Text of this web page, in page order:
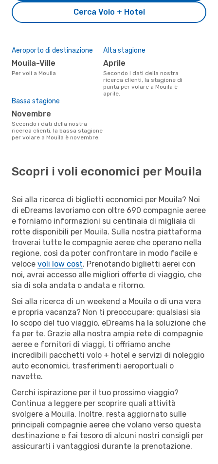
Cerca Volo + Hotel
Aeroporto di destinazione
Mouila-Ville
Per voli a Mouila
Alta stagione
aprile
Secondo i dati della nostra
ricerca clienti, la stagione di
punta per volare a Mouila è
aprile.
Bassa stagione
novembre
Secondo i dati della nostra
ricerca clienti, la bassa stagione
per volare a Mouila è novembre.
Scopri i voli economici per Mouila
Sei alla ricerca di biglietti economici per Mouila? Noi
di eDreams lavoriamo con oltre 690 compagnie aeree
e forniamo informazioni su centinaia di migliaia di
rotte disponibili per Mouila. Sulla nostra piattaforma
troverai tutte le compagnie aeree che operano nella
regione, così da poter confrontare in modo facile e
veloce voli low cost. Prenotando biglietti aerei con
noi, avrai accesso alle migliori offerte di viaggio, che
sia di sola andata o andata e ritorno.
Sei alla ricerca di un weekend a Mouila o di una vera
e propria vacanza? Non ti preoccupare: qualsiasi sia
lo scopo del tuo viaggio, eDreams ha la soluzione che
fa per te. Grazie alla nostra ampia rete di compagnie
aeree e fornitori di viaggi, ti offriamo anche
incredibili pacchetti volo + hotel e servizi di noleggio
auto economici, trasferimenti aeroportuali o
navette.
Cerchi ispirazione per il tuo prossimo viaggio?
Continua a leggere per scoprire quali attività
svolgere a Mouila. Inoltre, resta aggiornato sulle
principali compagnie aeree che volano verso questa
destinazione e fai tesoro di alcuni nostri consigli per
assicurarti i vantaggiosi durante la prenotazione.